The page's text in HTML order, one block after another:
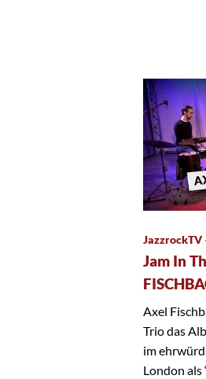
JazzrockTV
Jam In
Axel
Trio das
im
London